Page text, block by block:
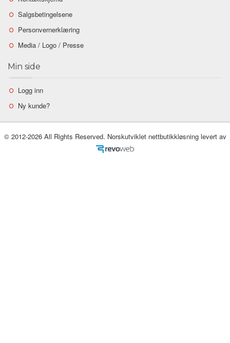
Salgsbetingelsene
Personvernerklæring
Media / Logo / Presse
Min side
Logg inn
Ny kunde?
© 2012-2026 All Rights Reserved. Norskutviklet nettbutikkløsning levert av